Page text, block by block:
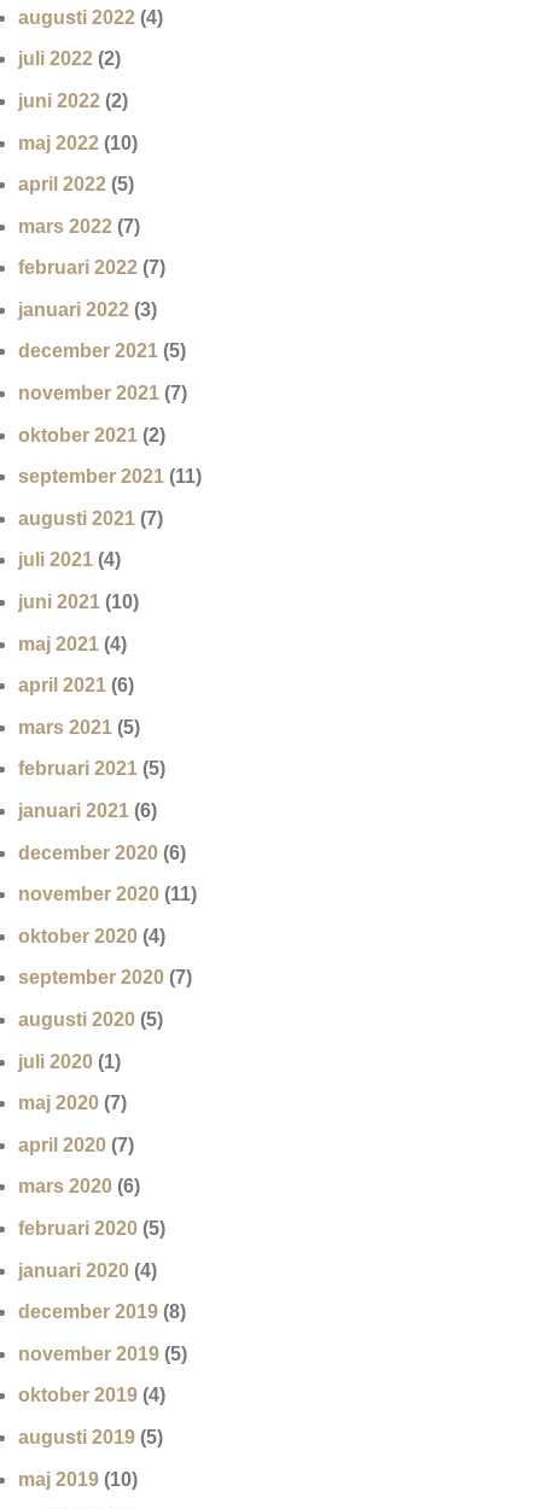
augusti 2022 (4)
juli 2022 (2)
juni 2022 (2)
maj 2022 (10)
april 2022 (5)
mars 2022 (7)
februari 2022 (7)
januari 2022 (3)
december 2021 (5)
november 2021 (7)
oktober 2021 (2)
september 2021 (11)
augusti 2021 (7)
juli 2021 (4)
juni 2021 (10)
maj 2021 (4)
april 2021 (6)
mars 2021 (5)
februari 2021 (5)
januari 2021 (6)
december 2020 (6)
november 2020 (11)
oktober 2020 (4)
september 2020 (7)
augusti 2020 (5)
juli 2020 (1)
maj 2020 (7)
april 2020 (7)
mars 2020 (6)
februari 2020 (5)
januari 2020 (4)
december 2019 (8)
november 2019 (5)
oktober 2019 (4)
augusti 2019 (5)
maj 2019 (10)